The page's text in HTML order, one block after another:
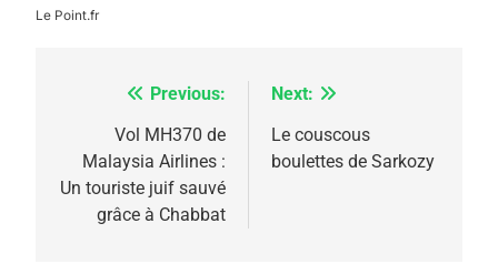
Le Point.fr
Navigation
l’article
Previous:
Vol MH370 de
Malaysia Airlines :
Un touriste juif sauvé
grâce à Chabbat
Next:
Le couscous
boulettes de Sarkozy
FIÈRE, DIGNE ET RÉSILIENTE :
POURQUOI JE REVENDIQUE
MA JUDAÏTE par Thérèse
Zrihen-Dvir
ISRAÉL JUDAISME